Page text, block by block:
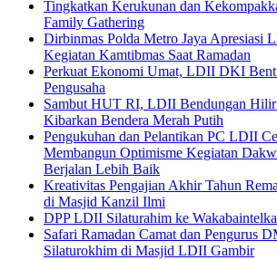
Tingkatkan Kerukunan dan
Family Gathering
Dirbinmas Polda Metro Jaya Apresiasi
Kegiatan Kamtibmas Saat Ramadan
Perkuat Ekonomi Umat, LDII DKI
Pengusaha
Sambut HUT RI, LDII Bendungan Hilir
Kibarkan Bendera Merah Putih
Pengukuhan dan Pelantikan PC LDII
Membangun Optimisme Kegiatan
Berjalan Lebih Baik
Kreativitas Pengajian Akhir Tahun
di Masjid Kanzil Ilmi
DPP LDII Silaturahim ke
Safari Ramadan Camat dan Pengurus
Silaturokhim di Masjid LDII Gambir